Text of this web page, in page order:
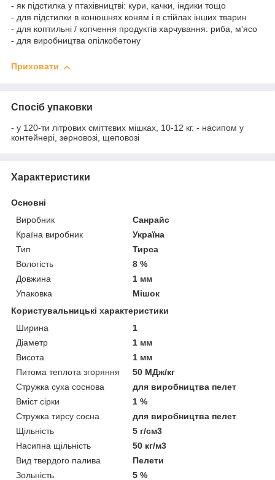
- як підстилка у птахівництві: кури, качки, індики тощо
- для підстилки в конюшнях коням і в стійлах інших тварин
- для коптильні / копчення продуктів харчування: риба, м'ясо
- для виробництва опілкобетону
Приховати
Спосіб упаковки
- у 120-ти літрових сміттєвих мішках, 10-12 кг. - насипом у
контейнері, зерновозі, щеповозі
Характеристики
Основні
Виробник
Санрайс
Країна виробник
Україна
Тип
Тирса
Вологість
8 %
Довжина
1 мм
Упаковка
Мішок
Користувальницькі характеристики
Ширина
1
Діаметр
1 мм
Висота
1 мм
Питома теплота згоряння
50 МДж/кг
Стружка суха соснова
для виробництва пелет
Вміст сірки
1 %
Стружка тирсу сосна
для виробництва пелет
Щільність
5 г/см3
Насипна щільність
50 кг/м3
Вид твердого палива
Пелети
Зольність
5 %